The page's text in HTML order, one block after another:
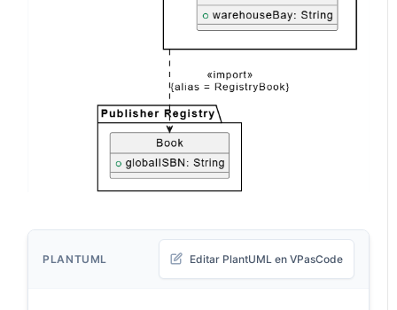
PLANTUML Editar PlantUML en VPasCode